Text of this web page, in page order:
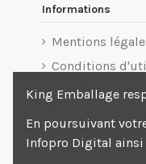
Informations
Mentions
Conditions
Livraison
King Emballage
En poursuivant
Infopro Digital ainsi